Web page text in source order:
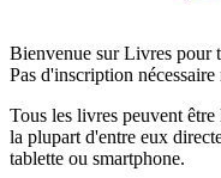
Bienvenue sur Livres pour
Pas d'inscription
Tous les livres peuvent
la plupart d'entre eux
tablette ou smartphone.